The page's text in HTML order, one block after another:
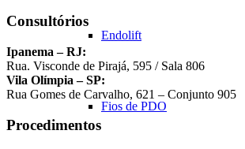
Endolift
Fios de PDO
Consultórios
Ipanema – RJ:
Rua. Visconde de Pirajá, 595 / Sala 806
Vila Olímpia – SP:
Rua Gomes de Carvalho, 621 – Conjunto 905
Procedimentos